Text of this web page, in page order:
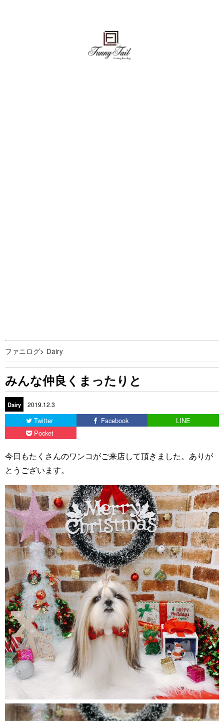
ファニログ> Dairy
みんな仲良くまったりと
Dairy 2019.12.3
Twitter Facebook
LINE
Pocket
今日もたくさんのワンコがご来店して頂きました。ありが
とうございます。